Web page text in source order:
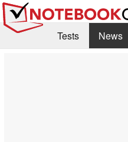
Tests News